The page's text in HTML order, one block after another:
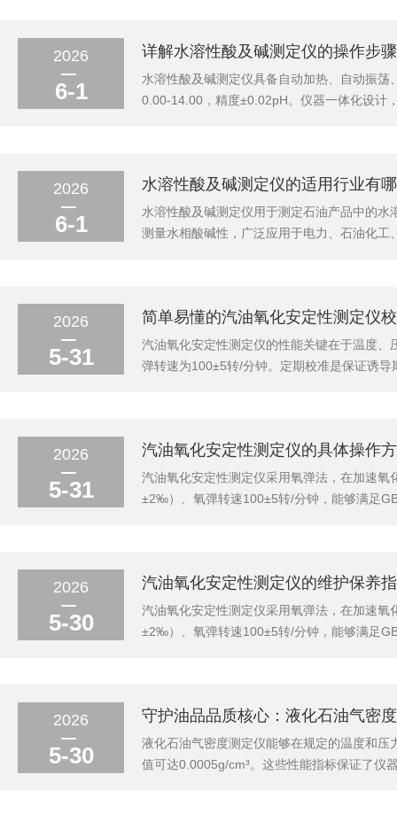
2026
6-1
详解水溶性酸及碱测定仪的操作步骤
水溶性酸及碱测定仪具备自动加热、自动振
0.00-14.00，精度±0.02pH。仪器一体化设计
2026
6-1
水溶性酸及碱测定仪的适用行业有
水溶性酸及碱测定仪用于测定石油产品中的
测量水相酸碱性，广泛应用于电力、石油化
2026
5-31
简单易懂的汽油氧化安定性测定仪
汽油氧化安定性测定仪的性能关键在于温度
弹转速为100±5转/分钟。定期校准是保证诱
2026
5-31
汽油氧化安定性测定仪的具体操作
汽油氧化安定性测定仪采用氧弹法，在加速
±2‰）、氧弹转速100±5转/分钟，能够满足
2026
5-30
汽油氧化安定性测定仪的维护保养
汽油氧化安定性测定仪采用氧弹法，在加速
±2‰）、氧弹转速100±5转/分钟，能够满足
2026
5-30
守护油品品质核心：液化石油气密
液化石油气密度测定仪能够在规定的温度和
值可达0.0005g/cm³。这些性能指标保证了仪